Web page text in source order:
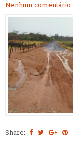
Nenhum comentário
Share: